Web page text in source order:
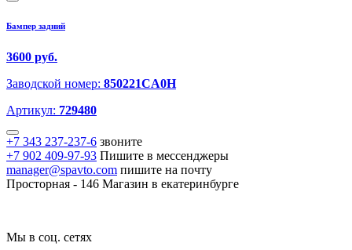
Бампер задний
3600 руб.
Заводской номер: 850221CA0H
Артикул: 729480
+7 343 237-237-6 звоните
+7 902 409-97-93 Пишите в мессенджеры
manager@spavto.com пишите на почту
Просторная - 146 Магазин в екатеринбурге
Мы в соц. сетях